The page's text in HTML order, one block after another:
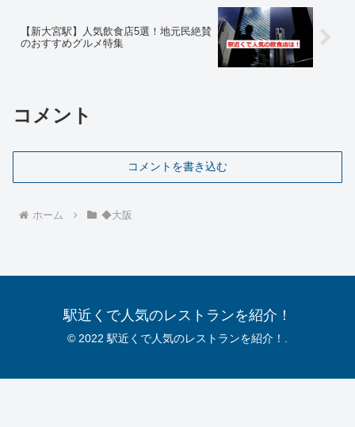
【新大宮駅】人気飲食店5選！地元民絶賛
のおすすめグルメ特集
コメント
コメントを書き込む
ホーム ◆大阪
駅近くで人気のレストランを紹介！
© 2022 駅近くで人気のレストランを紹介！.